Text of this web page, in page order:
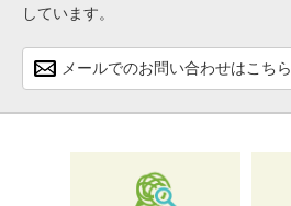
しています。
メールでのお問い合わせはこちら